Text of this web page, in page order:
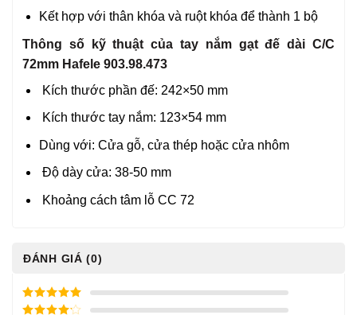
Kết hợp với thân khóa và ruột khóa để thành 1 bộ
Thông số kỹ thuật của tay nắm gạt đế dài C/C
72mm Hafele 903.98.473
Kích thước phần đế: 242×50 mm
Kích thước tay nắm: 123×54 mm
Dùng với: Cửa gỗ, cửa thép hoặc cửa nhôm
Độ dày cửa: 38-50 mm
Khoảng cách tâm lỗ CC 72
ĐÁNH GIÁ (0)
5/ 5 điểm